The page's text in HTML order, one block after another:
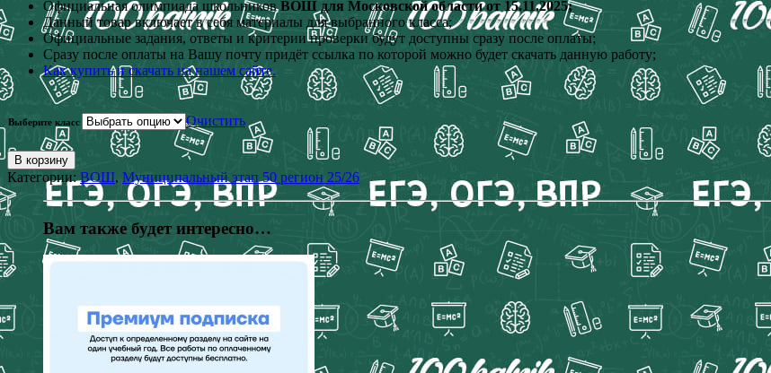
Официальная олимпиада школьниковВОШ для Московской области от 15.11.2025;
Данный товар включает в себя материалы для выбранного класса;
Официальные задания, ответы и критерии проверки будут доступны сразу после оплаты;
Сразу после оплаты на Вашу почту придёт ссылка по которой можно будет скачать данную работу;
Как купить и скачать на нашем сайте.
Выберите класс Очистить
В корзину
Категории:ВОШ, Муниципальный этап 50 регион 25/26
Вам также будет интересно…